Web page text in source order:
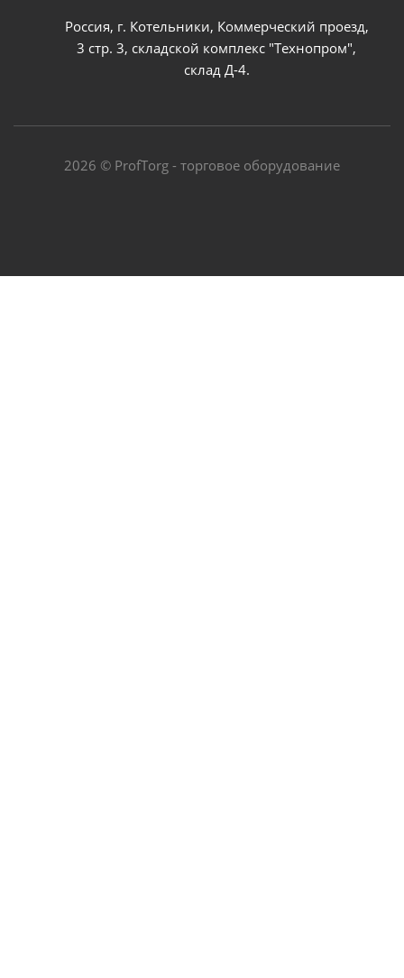
Россия, г. Котельники, Коммерческий проезд,
3 стр. 3, складской комплекс "Технопром",
склад Д-4.
2026 © ProfTorg - торговое оборудование